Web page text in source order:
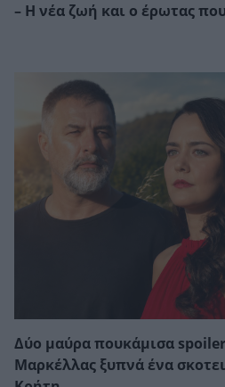
– Η νέα ζωή και ο έρωτας
Δύο μαύρα πουκάμισα
Μαρκέλλας ξυπνά ένα